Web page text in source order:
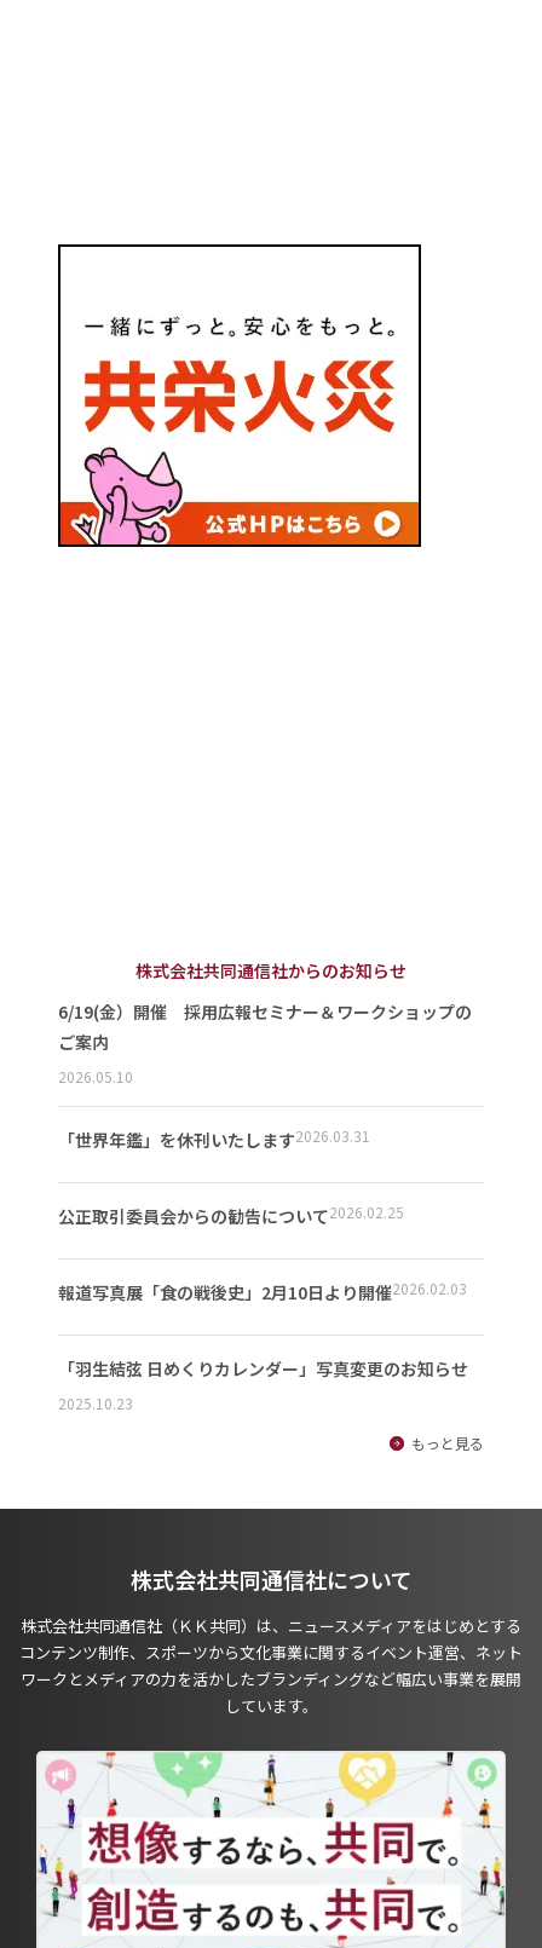
株式会社共同通信社からのお知らせ
6/19(金）開催 採用広報セミナー＆ワークショップの
ご案内
2026.05.10
「世界年鑑」を休刊いたします2026.03.31
公正取引委員会からの勧告について2026.02.25
報道写真展「食の戦後史」2月10日より開催2026.02.03
「羽生結弦 日めくりカレンダー」写真変更のお知らせ
2025.10.23
もっと見る
株式会社共同通信社について
株式会社共同通信社（ＫＫ共同）は、ニュースメディアをはじめとする
コンテンツ制作、スポーツから文化事業に関するイベント運営、ネット
ワークとメディアの力を活かしたブランディングなど幅広い事業を展開
しています。